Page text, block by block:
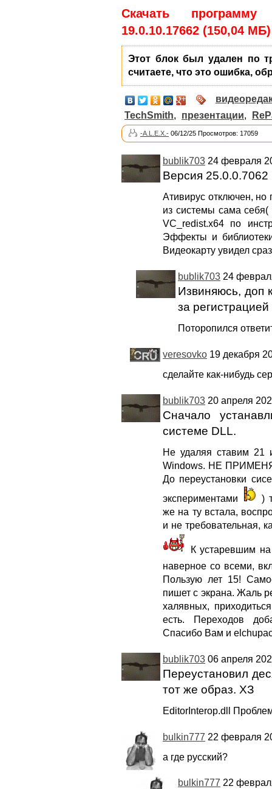
Скачать
19.0.10.17662 (150,04
Этот блок был удален по
считаете, что это ошибка,
TechSmith, презентации,
-A.L.E.X.- 06/12/25 Просмотров: 17059
bublik703 24 февраля
Версия
Ативирус отключен, но
из системы сама
VC_redist.x64 по
Эффекты и
Видеокарту увидел
bublik703 24
Извиняюсь, доп
за регистрацией
Поторопился
veresovko 19 декабря
сделайте как-нибудь
bublik703 20 апреля
Сначало
системе DLL.
Не удаляя ставим 21
Windows. НЕ
До переустановки
экспериментами
)
же на ту встала,
и не требовательная,
К устаревшим на
наверное со всеми,
Пользую лет 15!
пишет с экрана. Жаль
халявных,
есть. Переходов
Спасибо Вам и
bublik703 06 апреля
Переустановил
тот же образ. ХЗ
EditorInterop.dll
bulkin777 22 февраля
а где русский?
bulkin777 22